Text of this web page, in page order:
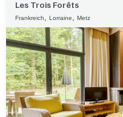
Les Trois Forêts
Frankreich, Lorraine, Metz